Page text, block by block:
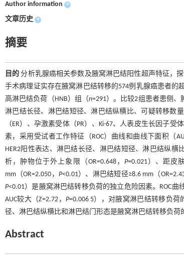
Author information +
文章历史 +
摘要
目的 分析乳腺癌相关参数及腋窝淋巴结阳性超声特征，
手术病理证实存在腋窝淋巴结转移的574例乳腺癌患者的
高淋巴结负荷（HNB）组（n=291）。比较2组患者患侧
淋巴结长径、淋巴结短径、淋巴结纵横比、可疑转移数
（ER）、孕激素受体（PR）、Ki-67、人表皮生长因子
素，采用受试者工作特征（ROC）曲线和曲线下面积（
HER2阳性表达、淋巴结长径、淋巴结短径、淋巴结纵
析，肿物位于外上象限（OR=0.648， P=0.021）、距皮
mm（OR=2.050， P<0.01）、淋巴结短径≥8.6 mm（
P<0.01）是腋窝淋巴结转移负荷的独立危险因素。ROC
AUC较大（Z=2.72， P=0.006 5），对腋窝淋巴结转移负荷
径、淋巴结纵横比和淋巴结门形态是腋窝淋巴结转移负荷
Abstract